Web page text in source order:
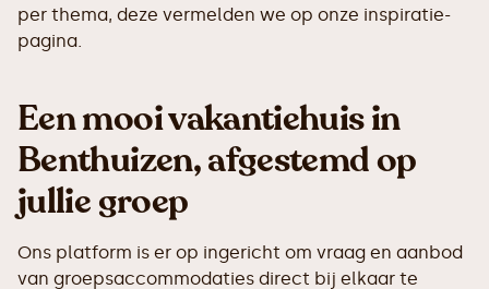
per thema, deze vermelden we op onze inspiratie-
pagina.
Een mooi vakantiehuis in
Benthuizen, afgestemd op
jullie groep
Ons platform is er op ingericht om vraag en aanbod
van groepsaccommodaties direct bij elkaar te